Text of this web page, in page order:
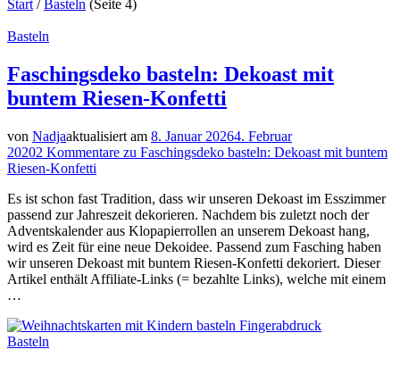
Start / Basteln (Seite 4)
Basteln
Faschingsdeko basteln: Dekoast mit
buntem Riesen-Konfetti
von Nadjaaktualisiert am 8. Januar 20264. Februar
20202 Kommentare zu Faschingsdeko basteln: Dekoast mit buntem
Riesen-Konfetti
Es ist schon fast Tradition, dass wir unseren Dekoast im Esszimmer
passend zur Jahreszeit dekorieren. Nachdem bis zuletzt noch der
Adventskalender aus Klopapierrollen an unserem Dekoast hang,
wird es Zeit für eine neue Dekoidee. Passend zum Fasching haben
wir unseren Dekoast mit buntem Riesen-Konfetti dekoriert. Dieser
Artikel enthält Affiliate-Links (= bezahlte Links), welche mit einem
…
Basteln